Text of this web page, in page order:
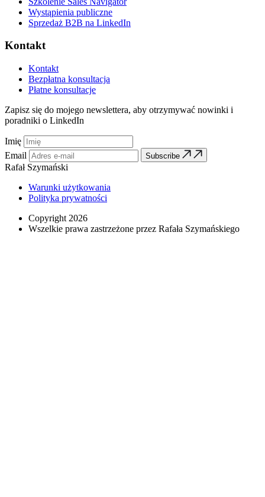
Wystąpienia publiczne
Sprzedaż B2B na LinkedIn
Kontakt
Kontakt
Bezpłatna konsultacja
Płatne konsultacje
Zapisz się do mojego newslettera, aby otrzymywać nowinki i
poradniki o LinkedIn
Imię
Email
Subscribe
Rafał Szymański
Warunki użytkowania
Polityka prywatności
Copyright 2026
Wszelkie prawa zastrzeżone przez Rafała Szymańskiego